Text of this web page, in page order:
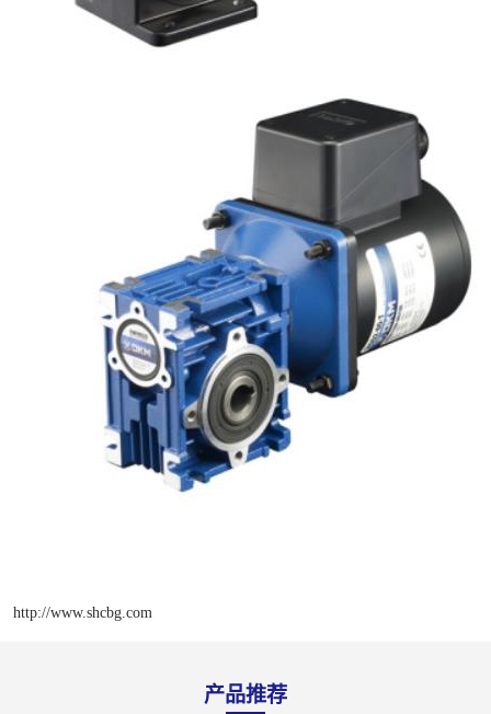
http://www.shcbg.com
产品推荐